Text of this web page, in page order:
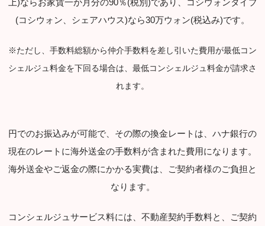
(コシウォン、シェアハウス)なら30万ウォン(税込み)です。
※ただし、手数料総額から仲介手数料を差し引いた費用が最低コン
シェルジュ料金を下回る場合は、最低コンシェルジュ料金が請求さ
れます。
円でのお振込みが可能で、その際の換金レートは、ハナ銀行の
現在のレートに海外送金の手数料が含まれた費用になります。
海外送金やご返金の際にかかる実費は、ご契約者様のご負担と
なります。
コンシェルジュサービス料には、不動産契約手数料と、ご契約